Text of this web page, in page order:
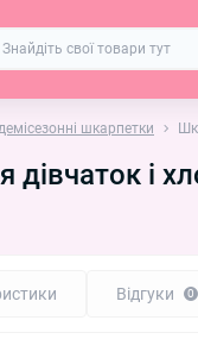
шкарпетки
і
Відгуки 0